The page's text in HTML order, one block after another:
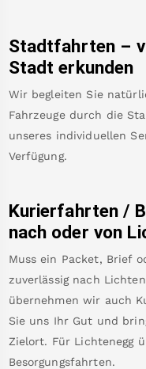
Stadtfahrten –
Stadt erkunden
Wir begleiten Sie
Fahrzeuge durch die
unseres individuellen
Verfügung.
Kurierfahrten /
nach oder von
Muss ein Packet, Brief
zuverlässig nach
übernehmen wir auch
Sie uns Ihr Gut und
Zielort. Für Lichtenegg
Besorgungsfahrten.